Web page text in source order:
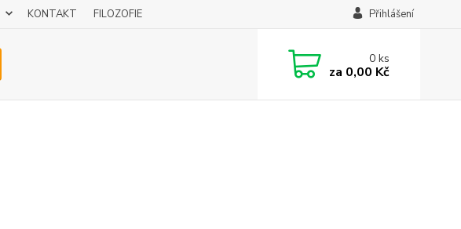
KONTAKT FILOZOFIE Přihlášení
0ks
za 0,00 Kč